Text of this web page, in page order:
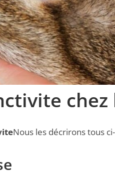
chez
Nous les décrirons tous